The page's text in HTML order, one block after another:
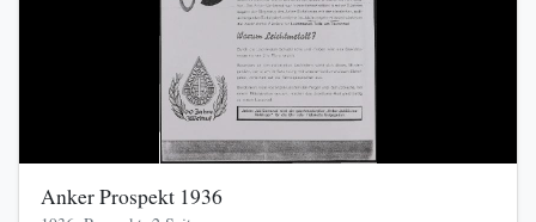
Anker Prospekt 1936